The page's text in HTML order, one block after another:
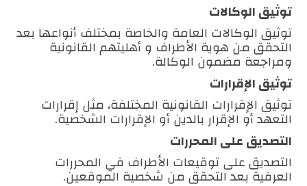
توثيق الوكالات
توثيق الوكالات العامة والخاصة بمختلف أنواعها بعد
التحقق من هوية الأطراف و أهليتهم القانونية
ومراجعة مضمون الوكالة.
توثيق الإقرارات
توثيق الإقرارات القانونية المختلفة، مثل إقرارات
التعهد أو الإقرار بالدين أو الإقرارات الشخصية.
التصديق على المحررات
التصديق على توقيعات الأطراف في المحررات
العرفية بعد التحقق من شخصية الموقعين.